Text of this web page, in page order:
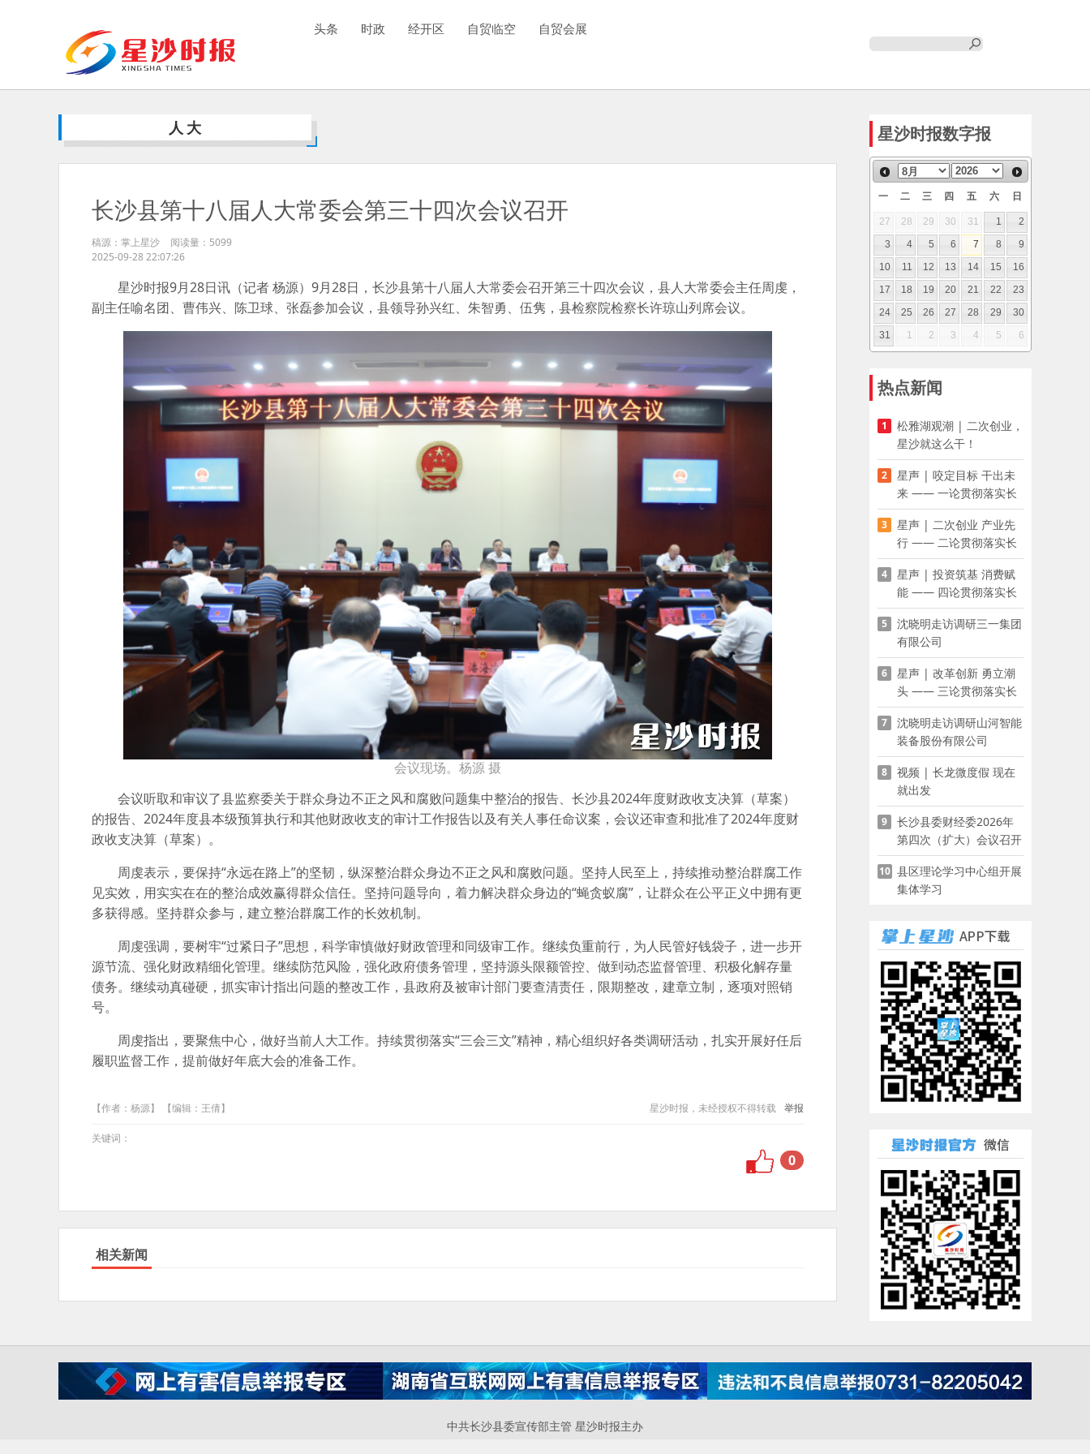
头条 时政 经开区 自贸临空 自贸会展
人大
长沙县第十八届人大常委会第三十四次会议召开
稿源：掌上星沙 阅读量： 5099
2025-09-28 22:07:26
星沙时报9月28日讯（记者 杨源）9月28日，长沙县第十八届人大常委会召开第三十四次会议，县人大常委会主任周虔，
副主任喻名团、曹伟兴、陈卫球、张磊参加会议，县领导孙兴红、朱智勇、伍隽，县检察院检察长许琼山列席会议。
会议现场。杨源 摄
会议听取和审议了县监察委关于群众身边不正之风和腐败问题集中整治的报告、长沙县2024年度财政收支决算（草案）
的报告、2024年度县本级预算执行和其他财政收支的审计工作报告以及有关人事任命议案，会议还审查和批准了2024年度财
政收支决算（草案）。
周虔表示，要保持“永远在路上”的坚韧，纵深整治群众身边不正之风和腐败问题。坚持人民至上，持续推动整治群腐工作
见实效，用实实在在的整治成效赢得群众信任。坚持问题导向，着力解决群众身边的“蝇贪蚁腐”，让群众在公平正义中拥有更
多获得感。坚持群众参与，建立整治群腐工作的长效机制。
周虔强调，要树牢“过紧日子”思想，科学审慎做好财政管理和同级审工作。继续负重前行，为人民管好钱袋子，进一步开
源节流、强化财政精细化管理。继续防范风险，强化政府债务管理，坚持源头限额管控、做到动态监督管理、积极化解存量
债务。继续动真碰硬，抓实审计指出问题的整改工作，县政府及被审计部门要查清责任，限期整改，建章立制，逐项对照销
号。
周虔指出，要聚焦中心，做好当前人大工作。持续贯彻落实“三会三文”精神，精心组织好各类调研活动，扎实开展好任后
履职监督工作，提前做好年底大会的准备工作。
【作者：杨源】 【编辑：王倩】 星沙时报，未经授权不得转载 举报
关键词：
0
相关新闻
星沙时报数字报
一 二 三 四 五 六 日
27 28 29 30 31 1
2
3
4 5 6 7 8
9
10
11 12 13 14 15
16
17
18 19 20 21 22
23
24
25 26 27 28 29
30
31
1 2 3 4 5 6
热点新闻
1
松雅湖观潮 | 二次创业，
星沙就这么干！
2
星声 | 咬定目标 干出未
来 —— 一论贯彻落实长
沙县第十五次党代会精神
3
星声 | 二次创业 产业先
行 —— 二论贯彻落实长
沙县第十五次党代会精神
4
星声 | 投资筑基 消费赋
能 —— 四论贯彻落实长
沙县第十五次党代会精神
5
沈晓明走访调研三一集团
有限公司
6
星声 | 改革创新 勇立潮
头 —— 三论贯彻落实长
沙县第十五次党代会精神
7
沈晓明走访调研山河智能
装备股份有限公司
8
视频 | 长龙微度假 现在
就出发
9
长沙县委财经委2026年
第四次（扩大）会议召开
10 县区理论学习中心组开展
集体学习
中共长沙县委宣传部主管 星沙时报主办